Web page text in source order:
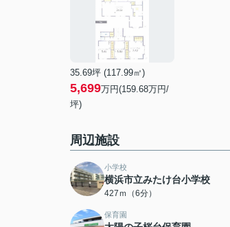
35.69坪 (117.99㎡)
5,699万円(159.68万円/
坪)
周辺施設
小学校
横浜市立みたけ台小学校
427ｍ（6分）
保育園